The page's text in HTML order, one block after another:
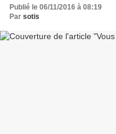
Publié le 06/11/2016 à 08:19
Par sotis